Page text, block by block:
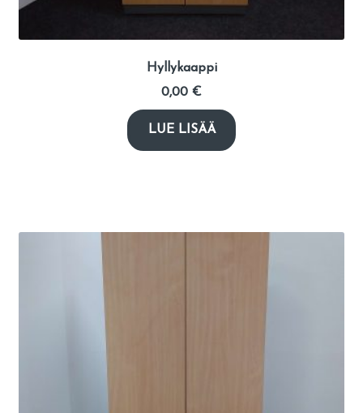
Hyllykaappi
0,00 €
LUE LISÄÄ